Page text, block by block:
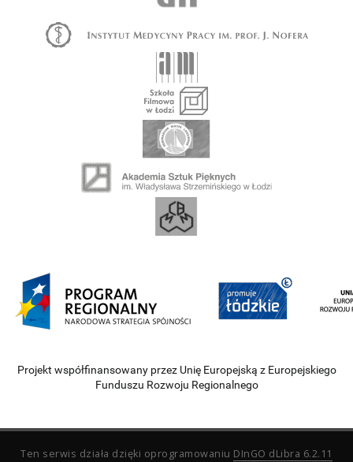
Projekt współfinansowany przez Unię Europejską z Europejskiego
Funduszu Rozwoju Regionalnego
Ten serwis działa dzięki oprogramowaniu DInGO dLibra 6.2.11